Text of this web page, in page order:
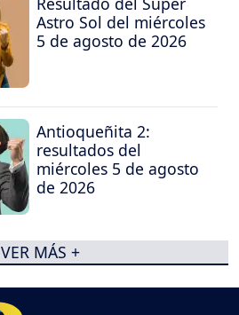
Astro Sol del miércoles
5 de agosto de 2026
Antioqueñita 2:
resultados del
miércoles 5 de agosto
de 2026
VER MÁS +